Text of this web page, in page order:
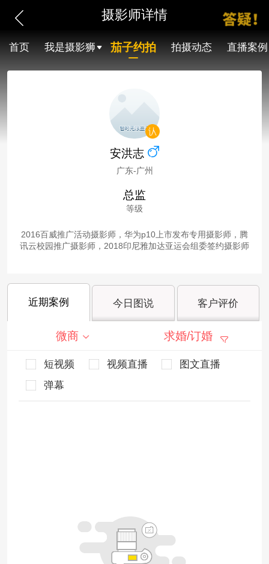
摄影师详情
首页 我是摄影狮 茄子约拍 拍摄动态 直播案例
安洪志
广东-广州
总监
等级
2016百威推广活动摄影师，华为p10上市发布专用摄影师，腾
讯云校园推广摄影师，2018印尼雅加达亚运会组委签约摄影师
近期案例 今日图说 客户评价
微商 求婚/订婚
短视频 视频直播
图文直播
弹幕